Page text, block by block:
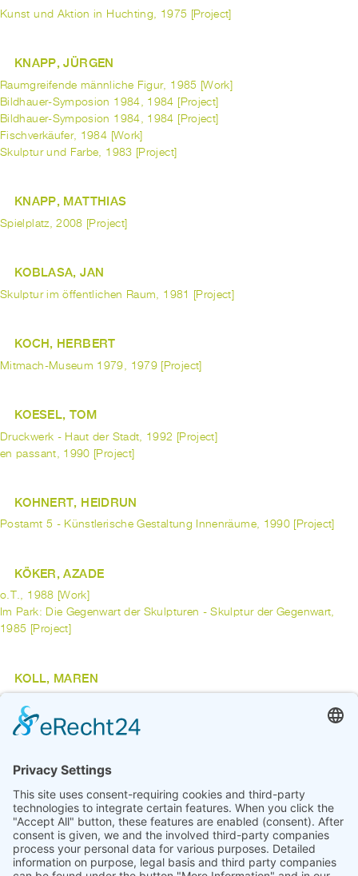
Kunst und Aktion in Huchting, 1975 [Project]
KNAPP, JÜRGEN
Raumgreifende männliche Figur, 1985 [Work]
Bildhauer-Symposion 1984, 1984 [Project]
Bildhauer-Symposion 1984, 1984 [Project]
Fischverkäufer, 1984 [Work]
Skulptur und Farbe, 1983 [Project]
KNAPP, MATTHIAS
Spielplatz, 2008 [Project]
KOBLASA, JAN
Skulptur im öffentlichen Raum, 1981 [Project]
KOCH, HERBERT
Mitmach-Museum 1979, 1979 [Project]
KOESEL, TOM
Druckwerk - Haut der Stadt, 1992 [Project]
en passant, 1990 [Project]
KOHNERT, HEIDRUN
Postamt 5 - Künstlerische Gestaltung Innenräume, 1990 [Project]
KÖKER, AZADE
o.T., 1988 [Work]
Im Park: Die Gegenwart der Skulpturen - Skulptur der Gegenwart,
1985 [Project]
KOLL, MAREN
Mülheimer Strauss ("Bouquet"), 1999 [Work]
Privatgrün-Stadtgrün - Ein KUNSTspaziergang in Bremen-
Schwachhausen, 1997 [Project]
1
3
4
5
6
7